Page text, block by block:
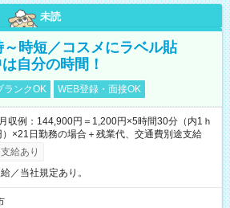
未読
～時短／コスメにラベル貼
自分の時間！
ランクOK WEB登録・面接OK
収例：144,900円＝1,200円×5時間30分（内1ｈ
×21日勤務の場合＋残業代、交通費別途支給
給あり
／当社規定あり。